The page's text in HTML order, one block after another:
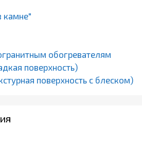
камне"
обогревателям
поверхность)
поверхность с блеском)